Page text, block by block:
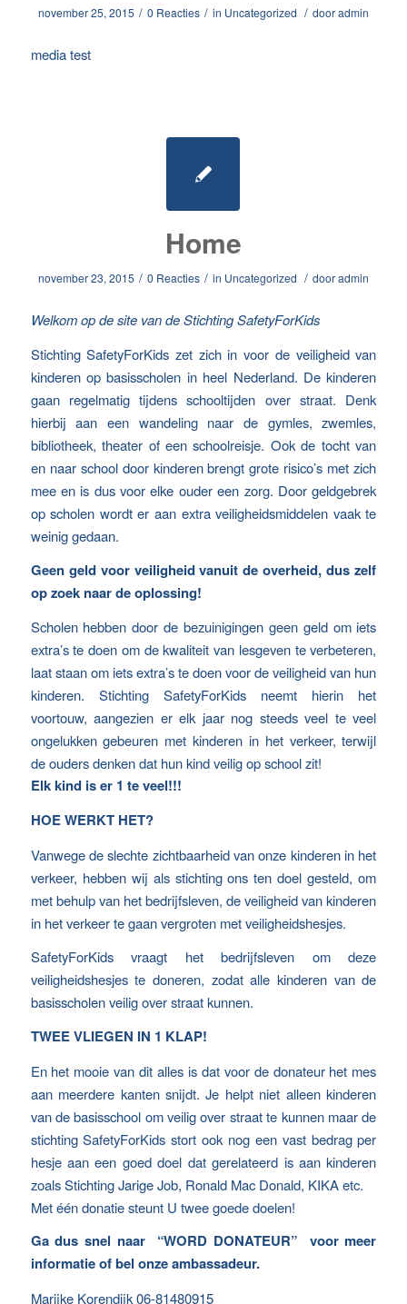
november 25, 2015 / 0 Reacties / in Uncategorized / dooradmin
media test
Home
november 23, 2015 / 0 Reacties / in Uncategorized / dooradmin
Welkom op de site van de Stichting SafetyForKids
Stichting SafetyForKids zet zich in voor de veiligheid van
kinderen op basisscholen in heel Nederland. De kinderen
gaan regelmatig tijdens schooltijden over straat. Denk
hierbij aan een wandeling naar de gymles, zwemles,
bibliotheek, theater of een schoolreisje. Ook de tocht van
en naar school door kinderen brengt grote risico’s met zich
mee en is dus voor elke ouder een zorg. Door geldgebrek
op scholen wordt er aan extra veiligheidsmiddelen vaak te
weinig gedaan.
Geen geld voor veiligheid vanuit de overheid, dus zelf
op zoek naar de oplossing!
Scholen hebben door de bezuinigingen geen geld om iets
extra’s te doen om de kwaliteit van lesgeven te verbeteren,
laat staan om iets extra’s te doen voor de veiligheid van hun
kinderen. Stichting SafetyForKids neemt hierin het
voortouw, aangezien er elk jaar nog steeds veel te veel
ongelukken gebeuren met kinderen in het verkeer, terwijl
de ouders denken dat hun kind veilig op school zit!
Elk kind is er 1 te veel!!!
HOE WERKT HET?
Vanwege de slechte zichtbaarheid van onze kinderen in het
verkeer, hebben wij als stichting ons ten doel gesteld, om
met behulp van het bedrijfsleven, de veiligheid van kinderen
in het verkeer te gaan vergroten met veiligheidshesjes.
SafetyForKids vraagt het bedrijfsleven om deze
veiligheidshesjes te doneren, zodat alle kinderen van de
basisscholen veilig over straat kunnen.
TWEE VLIEGEN IN 1 KLAP!
En het mooie van dit alles is dat voor de donateur het mes
aan meerdere kanten snijdt. Je helpt niet alleen kinderen
van de basisschool om veilig over straat te kunnen maar de
stichting SafetyForKids stort ook nog een vast bedrag per
hesje aan een goed doel dat gerelateerd is aan kinderen
zoals Stichting Jarige Job, Ronald Mac Donald, KIKA etc.
Met één donatie steunt U twee goede doelen!
Ga dus snel naar “WORD DONATEUR” voor meer
informatie of bel onze ambassadeur.
Marijke Korendijk 06-81480915